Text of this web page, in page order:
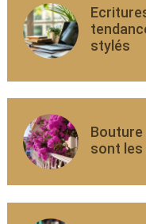
stylés
Bouture
sont